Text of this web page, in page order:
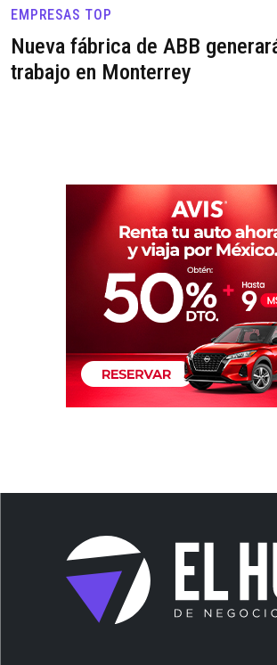
EMPRESAS TOP
Nueva fábrica de ABB
trabajo en Monterrey